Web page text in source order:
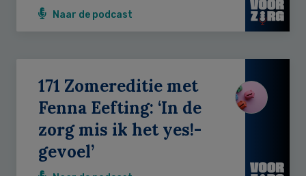
Naar de podcast
171 Zomereditie met
Fenna Eefting: ‘In de
zorg mis ik het yes!-
gevoel’